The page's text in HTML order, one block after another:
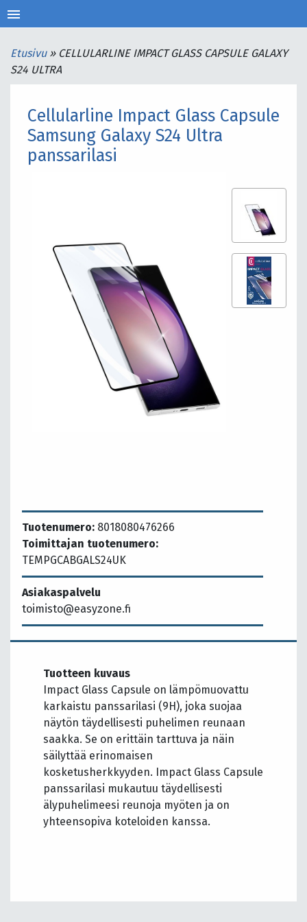
menu
Etusivu »CELLULARLINE IMPACT GLASS CAPSULE GALAXY
S24 ULTRA
Cellularline Impact Glass Capsule
Samsung Galaxy S24 Ultra
panssarilasi
Tuotenumero: 8018080476266
Toimittajan tuotenumero:
TEMPGCABGALS24UK
Asiakaspalvelu
toimisto@easyzone.fi
Tuotteen kuvaus
Impact Glass Capsule on lämpömuovattu
karkaistu panssarilasi (9H), joka suojaa
näytön täydellisesti puhelimen reunaan
saakka. Se on erittäin tarttuva ja näin
säilyttää erinomaisen
kosketusherkkyyden. Impact Glass Capsule
panssarilasi mukautuu täydellisesti
älypuhelimeesi reunoja myöten ja on
yhteensopiva koteloiden kanssa.